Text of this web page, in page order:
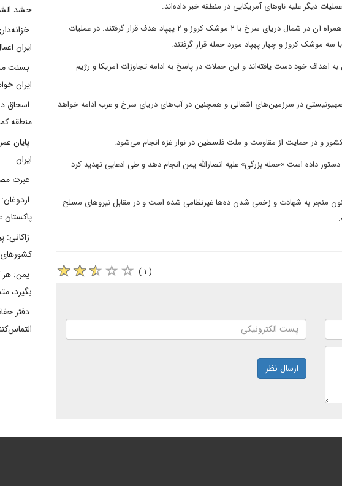
وی گفت: در اولین عملیات، ناو هواپیمابر «یواس‌اس ترومن» و کشتی‌های همراه آن در شمال دریای سرخ با ۲ موشک کروز و ۲ پهپاد هدف قرار گرفتند. در عملیات
موشک کروز و چهار پهپاد مورد حمله قرار گرفتند.
خود دست یافته‌اند و این حملات در پاسخ به ادامه تجاوزات آمریکا و رژیم
در سرزمین‌های اشغالی و همچنین در آب‌های دریای سرخ و عرب ادامه خواهد
و در حمایت از مقاومت و ملت فلسطین در نوار غزه انجام می‌شود.
داده است «حمله بزرگی» علیه انصارالله یمن انجام دهد و طی ادعایی تهدید کرد
منجر به شهادت و زخمی شدن ده‌ها غیرنظامی شده است و در مقابل نیروهای مسلح
( ۱ )
ارسال نظر
حشد
ایران
بسنت
ایران
اسحاق
منطقه
ایران
عبرت
زاکانی:
یمن: هر
بگیرد،
دفتر